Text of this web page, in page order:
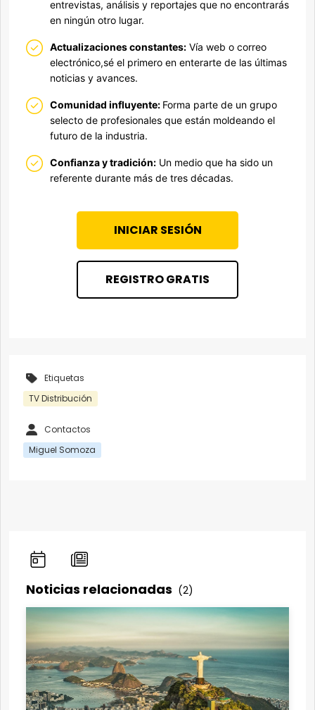
entrevistas, análisis y reportajes que no encontrarás
en ningún otro lugar.
Actualizaciones constantes: Vía web o correo
electrónico,sé el primero en enterarte de las últimas
noticias y avances.
Comunidad influyente: Forma parte de un grupo
selecto de profesionales que están moldeando el
futuro de la industria.
Confianza y tradición: Un medio que ha sido un
referente durante más de tres décadas.
INICIAR SESIÓN
REGISTRO GRATIS
Etiquetas
TV Distribución
Contactos
Miguel Somoza
Noticias relacionadas (2)